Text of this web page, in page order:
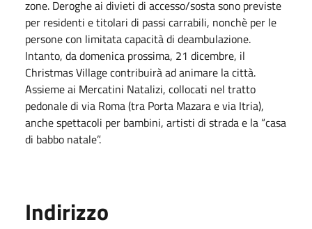
zone. Deroghe ai divieti di accesso/sosta sono previste
per residenti e titolari di passi carrabili, nonchè per le
persone con limitata capacità di deambulazione.
Intanto, da domenica prossima, 21 dicembre, il
Christmas Village contribuirà ad animare la città.
Assieme ai Mercatini Natalizi, collocati nel tratto
pedonale di via Roma (tra Porta Mazara e via Itria),
anche spettacoli per bambini, artisti di strada e la “casa
di babbo natale”.
Indirizzo